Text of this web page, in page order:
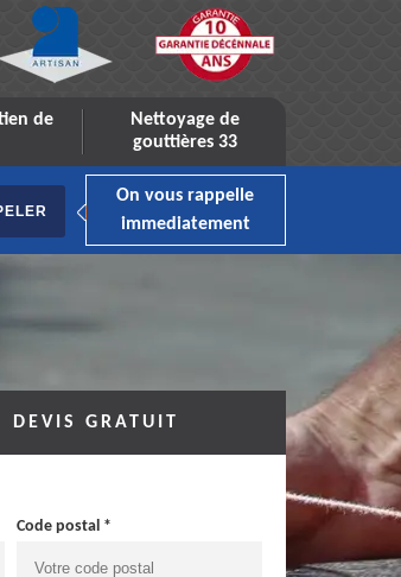
de
Nettoyage de
gouttières 33
On vous rappelle
immediatement
DEVIS GRATUIT
Code postal *